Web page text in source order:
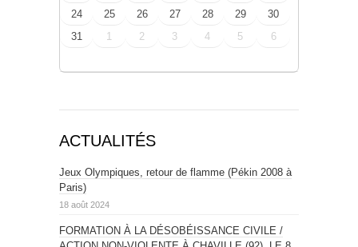
24
25 26 27 28 29
30
31
1 2 3 4 5 6
ACTUALITÉS
Jeux Olympiques, retour de flamme (Pékin 2008 à
Paris)
18 août 2024
FORMATION À LA DÉSOBÉISSANCE CIVILE /